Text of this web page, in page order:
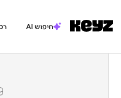
חיפוש AI